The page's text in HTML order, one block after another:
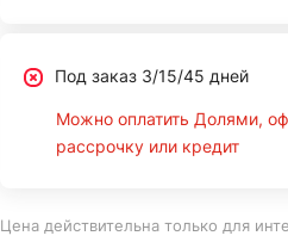
Под заказ 3/15/45 дней
Можно оплатить Долями,
рассрочку или кредит
Цена действительна только для